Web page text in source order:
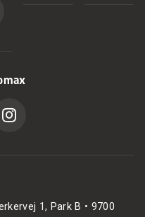
1, Park B • 9700